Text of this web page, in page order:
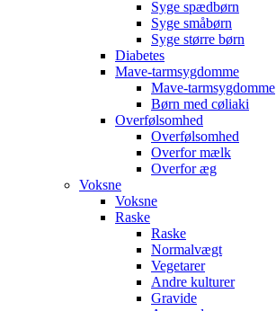
Syge spædbørn
Syge småbørn
Syge større børn
Diabetes
Mave-tarmsygdomme
Mave-tarmsygdomme
Børn med cøliaki
Overfølsomhed
Overfølsomhed
Overfor mælk
Overfor æg
Voksne
Voksne
Raske
Raske
Normalvægt
Vegetarer
Andre kulturer
Gravide